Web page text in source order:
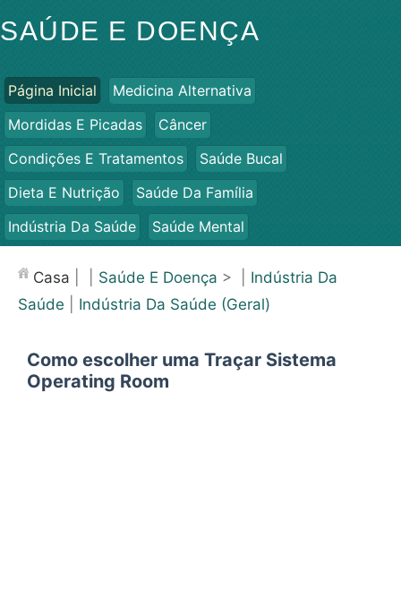
SAÚDE E DOENÇA
Página Inicial
Medicina Alternativa
Mordidas E Picadas
Câncer
Condições E Tratamentos
Saúde Bucal
Dieta E Nutrição
Saúde Da Família
Indústria Da Saúde
Saúde Mental
Saúde
Casa Saúde E Doença > | Indústria Da
Saúde
Indústria Da Saúde (Geral)
Como escolher uma Traçar Sistema
Operating Room